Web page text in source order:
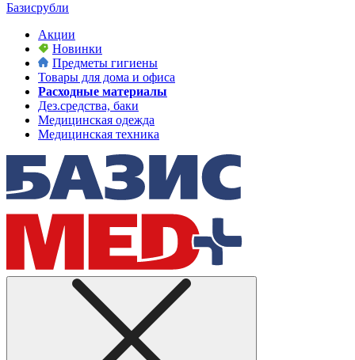
Базисрубли
Акции
Новинки
Предметы гигиены
Товары для дома и офиса
Расходные материалы
Дез.средства, баки
Медицинская одежда
Медицинская техника